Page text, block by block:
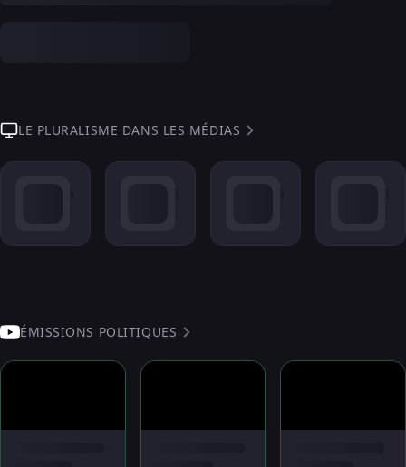
LE PLURALISME DANS LES MÉDIAS
ÉMISSIONS POLITIQUES